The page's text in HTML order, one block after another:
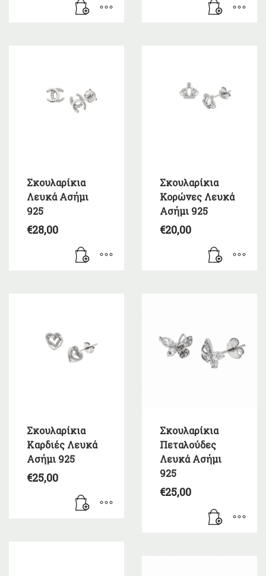
Σκουλαρίκια
Λευκά Ασήμι
925
€28,00
Σκουλαρίκια
Κορώνες Λευκά
Ασήμι 925
€20,00
Σκουλαρίκια
Καρδιές Λευκά
Ασήμι 925
€25,00
Σκουλαρίκια
Πεταλούδες
Λευκά Ασήμι
925
€25,00